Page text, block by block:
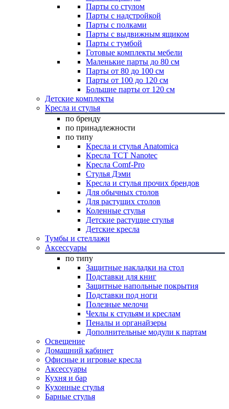
Парты со стулом
Парты с надстройкой
Парты с полками
Парты с выдвижным ящиком
Парты с тумбой
Готовые комплекты мебели
Маленькие парты до 80 см
Парты от 80 до 100 см
Парты от 100 до 120 см
Большие парты от 120 см
Детские комплекты
Кресла и стулья
по бренду
по принадлежности
по типу
Кресла и стулья Anatomica
Кресла TCT Nanotec
Кресла Comf-Pro
Стулья Дэми
Кресла и стулья прочих брендов
Для обычных столов
Для растущих столов
Коленные стулья
Детские растущие стулья
Детские кресла
Тумбы и стеллажи
Аксессуары
по типу
Защитные накладки на стол
Подставки для книг
Защитные напольные покрытия
Подставки под ноги
Полезные мелочи
Чехлы к стульям и креслам
Пеналы и органайзеры
Дополнительные модули к партам
Освещение
Домашний кабинет
Офисные и игровые кресла
Аксессуары
Кухня и бар
Кухонные стулья
Барные стулья